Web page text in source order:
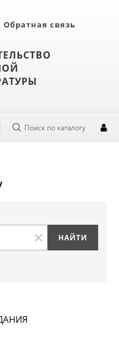
Обратная связь
Поиск по каталогу